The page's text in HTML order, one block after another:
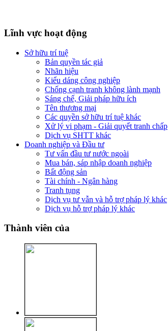
Lĩnh vực hoạt động
Sở hữu trí tuệ
Bản quyền tác giả
Nhãn hiệu
Kiểu dáng công nghiệp
Chống cạnh tranh không lành mạnh
Sáng chế, Giải pháp hữu ích
Tên thương mại
Các quyền sở hữu trí tuệ khác
Xử lý vi phạm - Giải quyết tranh chấp
Dịch vụ SHTT khác
Doanh nghiệp và Đầu tư
Tư vấn đầu tư nước ngoài
Mua bán, sáp nhập doanh nghiệp
Bất động sản
Tài chính - Ngân hàng
Tranh tụng
Dịch vụ tư vẫn và hỗ trợ pháp lý khác
Dịch vụ hỗ trợ pháp lý khác
Thành viên của